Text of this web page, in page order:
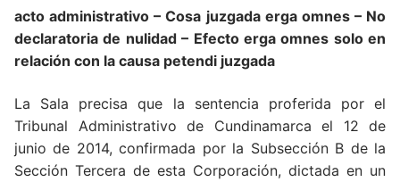
acto administrativo – Cosa juzgada erga omnes – No
declaratoria de nulidad – Efecto erga omnes solo en
relación con la causa petendi juzgada
La Sala precisa que la sentencia proferida por el
Tribunal Administrativo de Cundinamarca el 12 de
junio de 2014, confirmada por la Subsección B de la
Sección Tercera de esta Corporación, dictada en un